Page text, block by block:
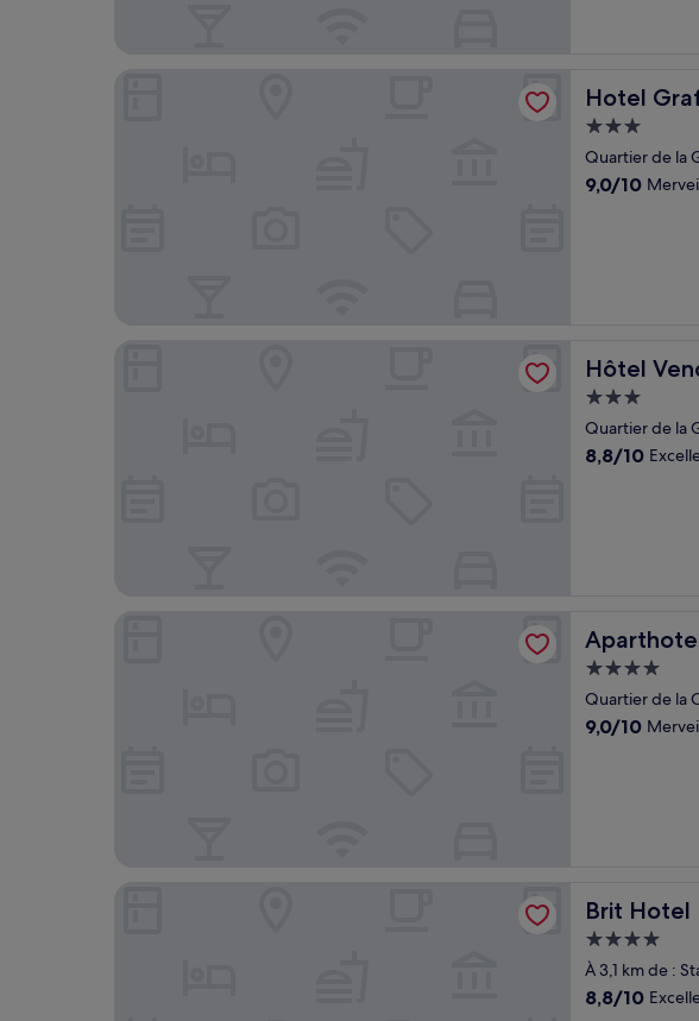
Hotel
Hotel
Hébergement
3.0 étoiles
Quartier de la
9.0
9,0/10
Hôtel
Hôtel
Hébergement
3.0 étoiles
Quartier de la
8.8
8,8/10
Aparthotel
Hébergement
4.0 étoiles
Quartier de la
9.0
9,0/10
Brit Hotel
Brit Hotel Le
Hébergement
4.0 étoiles
À 3,1 km de :
8.8
8,8/10